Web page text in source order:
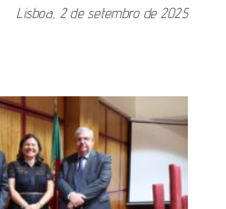
Lisboa, 2 de setembro de 2025